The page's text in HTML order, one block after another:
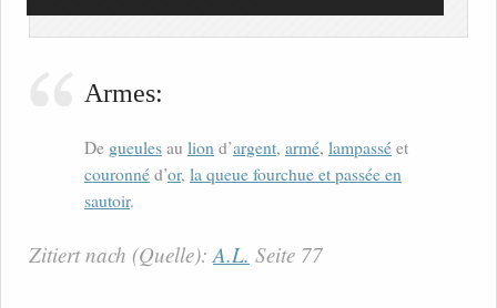
Armes:
De gueules au lion d’argent, armé, lampassé et
couronné d’or, la queue fourchue et passée en
sautoir.
Zitiert nach (Quelle): A.L. Seite 77